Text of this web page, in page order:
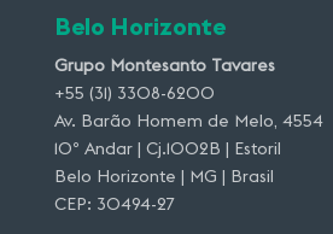
Belo Horizonte
Grupo Montesanto Tavares
+55 (31) 3308-6200
Av. Barão Homem de Melo, 4554
10º Andar | Cj.1002B | Estoril
Belo Horizonte | MG | Brasil
CEP: 30494-27